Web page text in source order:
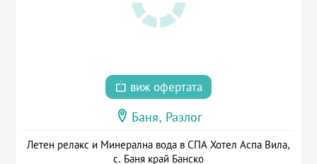
виж офертата
Баня, Разлог
Летен релакс и Минерална вода в СПА Хотел Аспа Вила,
с. Баня край Банско